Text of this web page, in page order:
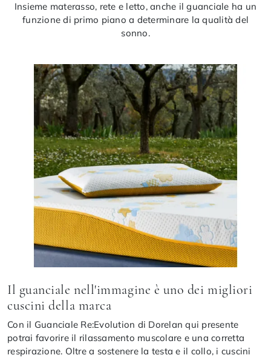
Insieme materasso, rete e letto, anche il guanciale ha un
funzione di primo piano a determinare la qualità del
sonno.
Il guanciale nell'immagine è uno dei migliori
cuscini della marca
Con il Guanciale Re:Evolution di Dorelan qui presente
potrai favorire il rilassamento muscolare e una corretta
respirazione. Oltre a sostenere la testa e il collo, i cuscini